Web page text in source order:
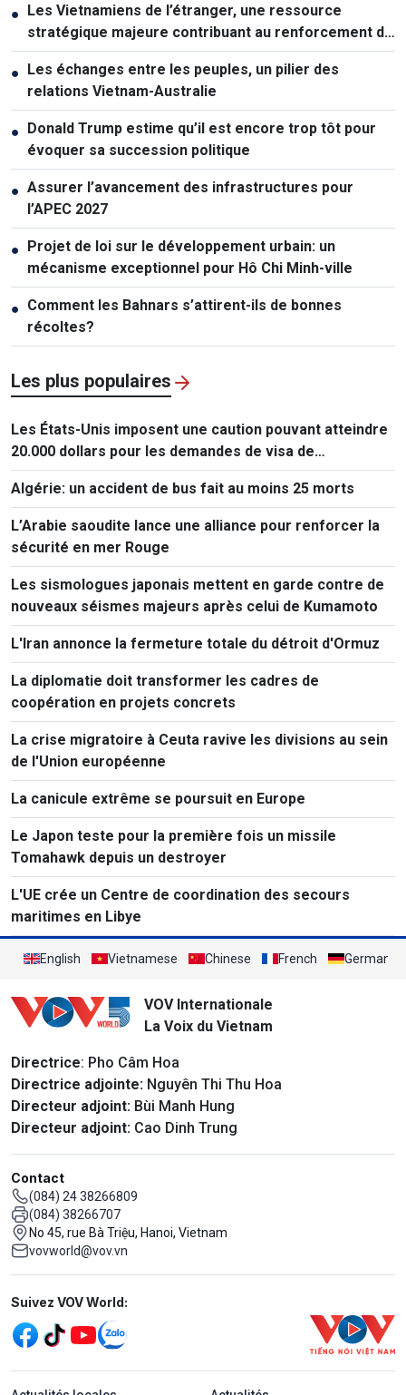
● Les Vietnamiens de l’étranger, une ressource
stratégique majeure contribuant au renforcement de
la puissance nationale
● Les échanges entre les peuples, un pilier des
relations Vietnam-Australie
● Donald Trump estime qu’il est encore trop tôt pour
évoquer sa succession politique
● Assurer l’avancement des infrastructures pour
l’APEC 2027
● Projet de loi sur le développement urbain: un
mécanisme exceptionnel pour Hô Chi Minh-ville
● Comment les Bahnars s’attirent-ils de bonnes
récoltes?
Les plus populaires
Les États-Unis imposent une caution pouvant atteindre
20.000 dollars pour les demandes de visa de
ressortissants de 50 pays
Algérie: un accident de bus fait au moins 25 morts
L’Arabie saoudite lance une alliance pour renforcer la
sécurité en mer Rouge
Les sismologues japonais mettent en garde contre de
nouveaux séismes majeurs après celui de Kumamoto
L'Iran annonce la fermeture totale du détroit d'Ormuz
La diplomatie doit transformer les cadres de
coopération en projets concrets
La crise migratoire à Ceuta ravive les divisions au sein
de l'Union européenne
La canicule extrême se poursuit en Europe
Le Japon teste pour la première fois un missile
Tomahawk depuis un destroyer
L'UE crée un Centre de coordination des secours
maritimes en Libye
English Vietnamese Chinese French German
VOV Internationale
La Voix du Vietnam
Directrice: Pho Câm Hoa
Directrice adjointe: Nguyên Thi Thu Hoa
Directeur adjoint: Bùi Manh Hung
Directeur adjoint: Cao Dinh Trung
Contact
(084) 24 38266809
(084) 38266707
No 45, rue Bà Triệu, Hanoi, Vietnam
vovworld@vov.vn
Mạng xã hội
Suivez VOV World:
menu footer tiếng Pháp